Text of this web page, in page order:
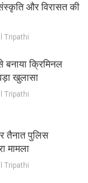
और विरासत की
Tripathi
बनाया क्रिमिनल
खुलासा
Tripathi
तैनात पुलिस
मामला
Tripathi